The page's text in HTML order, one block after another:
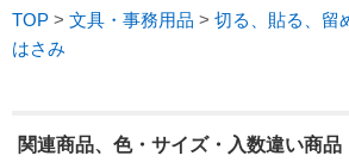
TOP > 文具・事務用品 > 切る、貼る、留
はさみ
関連商品、色・サイズ・入数違い商品